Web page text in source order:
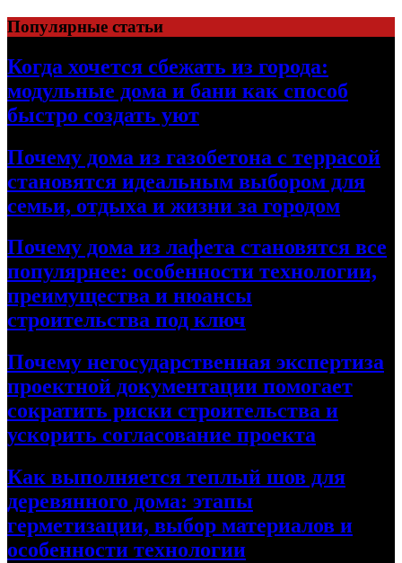
Перейти
к
содержимому
Популярные статьи
Когда хочется сбежать из города:
модульные дома и бани как способ
быстро создать уют
Почему дома из газобетона с террасой
становятся идеальным выбором для
семьи, отдыха и жизни за городом
Почему дома из лафета становятся все
популярнее: особенности технологии,
преимущества и нюансы
строительства под ключ
Почему негосударственная экспертиза
проектной документации помогает
сократить риски строительства и
ускорить согласование проекта
Как выполняется теплый шов для
деревянного дома: этапы
герметизации, выбор материалов и
особенности технологии